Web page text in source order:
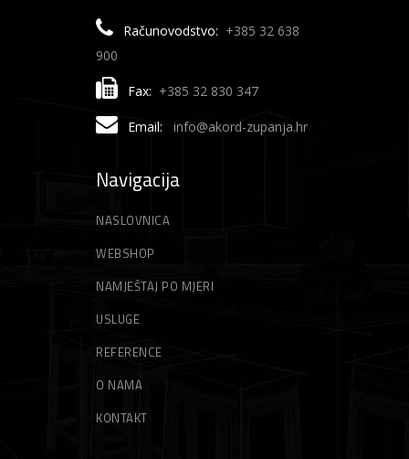
Računovodstvo: +385 32 638
900
Fax: +385 32 830 347
Email: info@akord-zupanja.hr
Navigacija
NASLOVNICA
WEBSHOP
NAMJEŠTAJ PO MJERI
USLUGE
REFERENCE
O NAMA
KONTAKT